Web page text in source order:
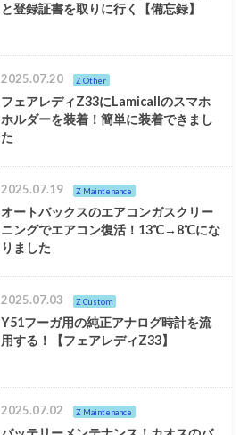
と登録証書を取りに行く【備忘録】
2025.07.20 Z Other
フェアレディZ33にLamicallのスマホ
ホルダーを装着！簡単に装着できまし
た
2025.07.19 Z Maintenance
オートバックスのエアコンガスクリー
ニングでエアコン復活！13℃→8℃にな
りました
2025.07.03 Z Custom
Y51フーガ用の純正アナログ時計を流
用する！【フェアレディZ33】
2025.07.02 Z Maintenance